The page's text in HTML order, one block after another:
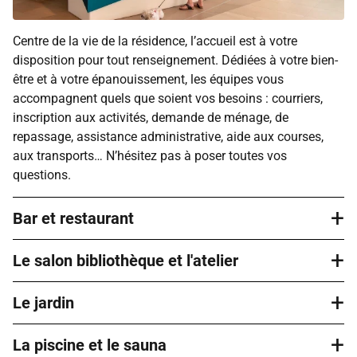
Centre de la vie de la résidence, l’accueil est à votre
disposition pour tout renseignement. Dédiées à votre bien-
être et à votre épanouissement, les équipes vous
accompagnent quels que soient vos besoins : courriers,
inscription aux activités, demande de ménage, de
repassage, assistance administrative, aide aux courses,
aux transports… N’hésitez pas à poser toutes vos
questions.
Bar et restaurant +
Le bar permet de partager un moment de détente
accompagné d’un café le matin ou après le déjeuner,
autour d’un verre le midi ou en fin de journée avec vos
Domitys facilite le quotidien en proposant une cuisine
Le salon bibliothèque et l'atelier +
Des lieux où chacun prend plaisir à venir, même seul. Vous
pouvez par exemple vous y rendre pour lire un bon roman,
participer à des animations collectives.
Le jardin +
Si vous aimez prendre l’air, vous apprécierez vous
La piscine et le sauna +